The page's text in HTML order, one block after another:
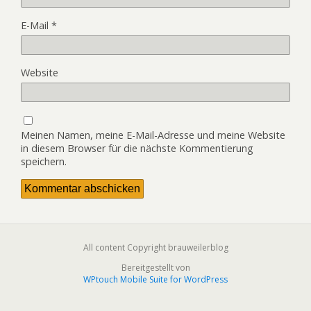
E-Mail *
Website
Meinen Namen, meine E-Mail-Adresse und meine Website
in diesem Browser für die nächste Kommentierung
speichern.
All content Copyright brauweilerblog
Bereitgestellt von
WPtouch Mobile Suite for WordPress